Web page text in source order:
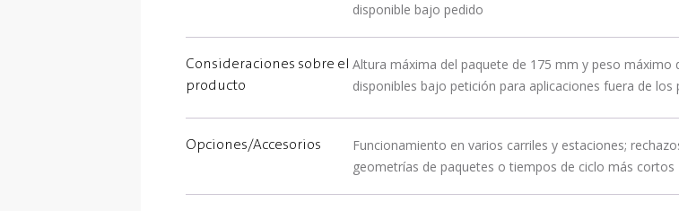
disponible bajo pedido
Consideraciones sobre el
producto
Altura máxima del paquete de 175 mm y peso máximo
disponibles bajo petición para aplicaciones fuera de
Opciones/Accesorios
Funcionamiento en varios carriles y estaciones;
geometrías de paquetes o tiempos de ciclo más cortos